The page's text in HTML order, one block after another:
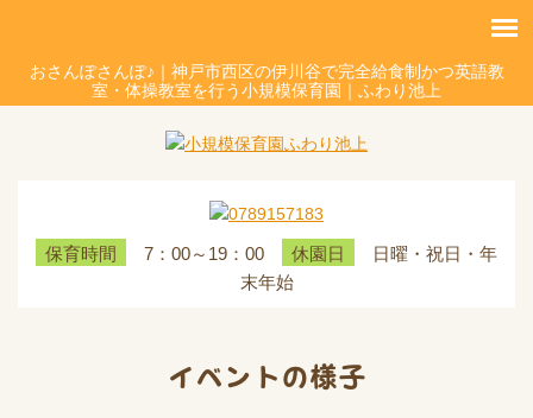
おさんぽさんぽ♪｜神戸市西区の伊川谷で完全給食制かつ英語教
室・体操教室を行う小規模保育園｜ふわり池上
保育時間 7：00～19：00 休園日
日曜・祝日・年
末年始
イベントの様子